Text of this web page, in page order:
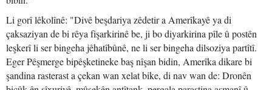
Li gorî lêkolînê: "Divê beşdariya zêdetir a Amerîkayê ya di
çaksaziyan de bi rêya fişarkirinê be, ji bo diyarkirina pîle û postên
leşkerî li ser bingeha jêhatîbûnê, ne li ser bingeha dilsoziya partîtî.
Eger Pêşmerge bipêşketineke baş nîşan bidin, Amerîka dikare bi
şandina rasterast a çekan wan xelat bike, di nav wan de: Dronên